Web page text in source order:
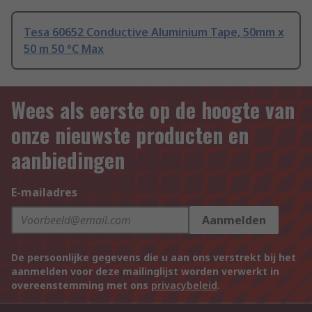
Tesa 60652 Conductive Aluminium Tape, 50mm x
50 m 50 °C Max
Wees als eerste op de hoogte van
onze nieuwste producten en
aanbiedingen
E-mailadres
Aanmelden
De persoonlijke gegevens die u aan ons verstrekt bij het
aanmelden voor deze mailinglijst worden verwerkt in
overeenstemming met ons privacybeleid.